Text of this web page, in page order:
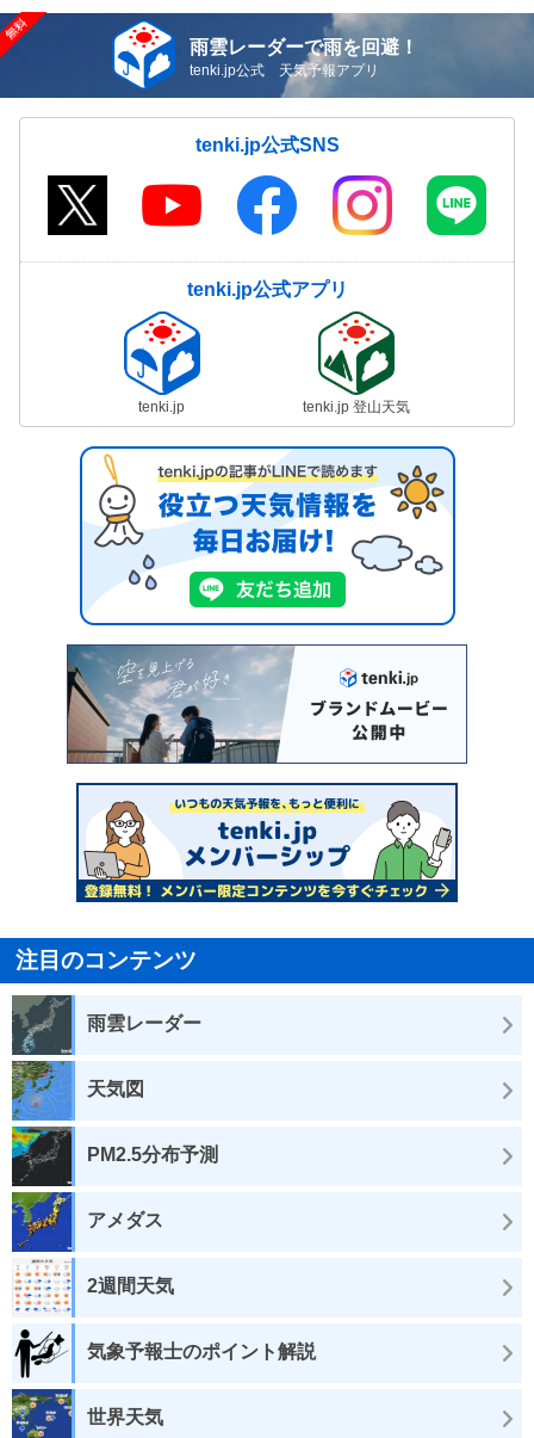
雨雲レーダーで雨を回避！
tenki.jp公式 天気予報アプリ
tenki.jp公式SNS
tenki.jp公式アプリ
tenki.jp tenki.jp 登山天気
注目のコンテンツ
雨雲レーダー
天気図
PM2.5分布予測
アメダス
2週間天気
気象予報士のポイント解説
世界天気